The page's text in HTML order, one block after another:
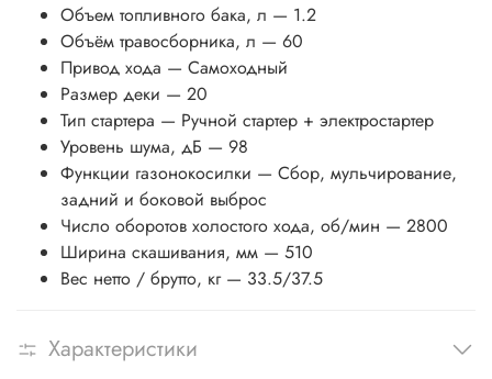
Объем топливного бака, л — 1.2
Объём травосборника, л — 60
Привод хода — Самоходный
Размер деки — 20
Тип стартера — Ручной стартер + электростартер
Уровень шума, дБ — 98
Функции газонокосилки — Сбор, мульчирование,
задний и боковой выброс
Число оборотов холостого хода, об/мин — 2800
Ширина скашивания, мм — 510
Вес нетто / брутто, кг — 33.5/37.5
Характеристики